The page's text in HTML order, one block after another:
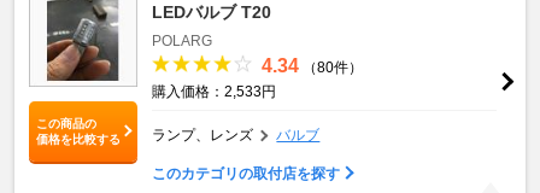
この商品の
価格を比較する
LEDバルブ T20
POLARG
4.34
（80件）
購入価格：2,533円
ランプ、レンズ バルブ
このカテゴリの取付店を探す